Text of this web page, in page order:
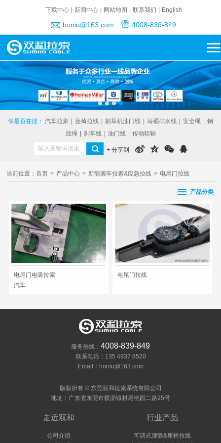
下载中心 新闻中心 网站地图 联系我们 English
honiu@163.com 4008-839-849
你是否在搜： 汽车拉索 座椅拉线 割草机油门线 马桶排水线 安全绳
钢
丝绳
刹车线 油门线 传动软轴
+ 分享到
当前位置：首页 > 产品中心 > 新能源车拉索&应急拉线 > 电尾门拉线
产品分类
电尾门电吸拉索
汽车
电尾门拉线
服务热线： 4008-839-849
联系电话：135 4937 8520
Email：honiu@163.com
版权所有 © 东莞双和拉索系统有限公司
地址：广东省东莞市横沥镇村尾桃园二路25号
走近双和
公司介绍
行业产品
可调式腰靠&座椅拉线